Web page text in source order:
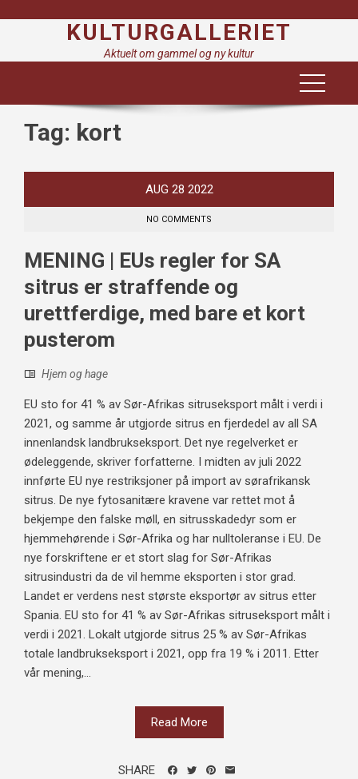
KULTURGALLERIET
Aktuelt om gammel og ny kultur
Tag: kort
AUG 28 2022
NO COMMENTS
MENING | EUs regler for SA
sitrus er straffende og
urettferdige, med bare et kort
pusterom
Hjem og hage
EU sto for 41 % av Sør-Afrikas sitruseksport målt i verdi i
2021, og samme år utgjorde sitrus en fjerdedel av all SA
innenlandsk landbrukseksport. Det nye regelverket er
ødeleggende, skriver forfatterne. I midten av juli 2022
innførte EU nye restriksjoner på import av sørafrikansk
sitrus. De nye fytosanitære kravene var rettet mot å
bekjempe den falske møll, en sitrusskadedyr som er
hjemmehørende i Sør-Afrika og har nulltoleranse i EU. De
nye forskriftene er et stort slag for Sør-Afrikas
sitrusindustri da de vil hemme eksporten i stor grad.
Landet er verdens nest største eksportør av sitrus etter
Spania. EU sto for 41 % av Sør-Afrikas sitruseksport målt i
verdi i 2021. Lokalt utgjorde sitrus 25 % av Sør-Afrikas
totale landbrukseksport i 2021, opp fra 19 % i 2011. Etter
vår mening,...
Read More
SHARE